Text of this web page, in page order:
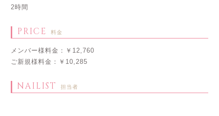
2時間
PRICE 料金
メンバー様料金：￥12,760
ご新規様料金：￥10,285
NAILIST 担当者